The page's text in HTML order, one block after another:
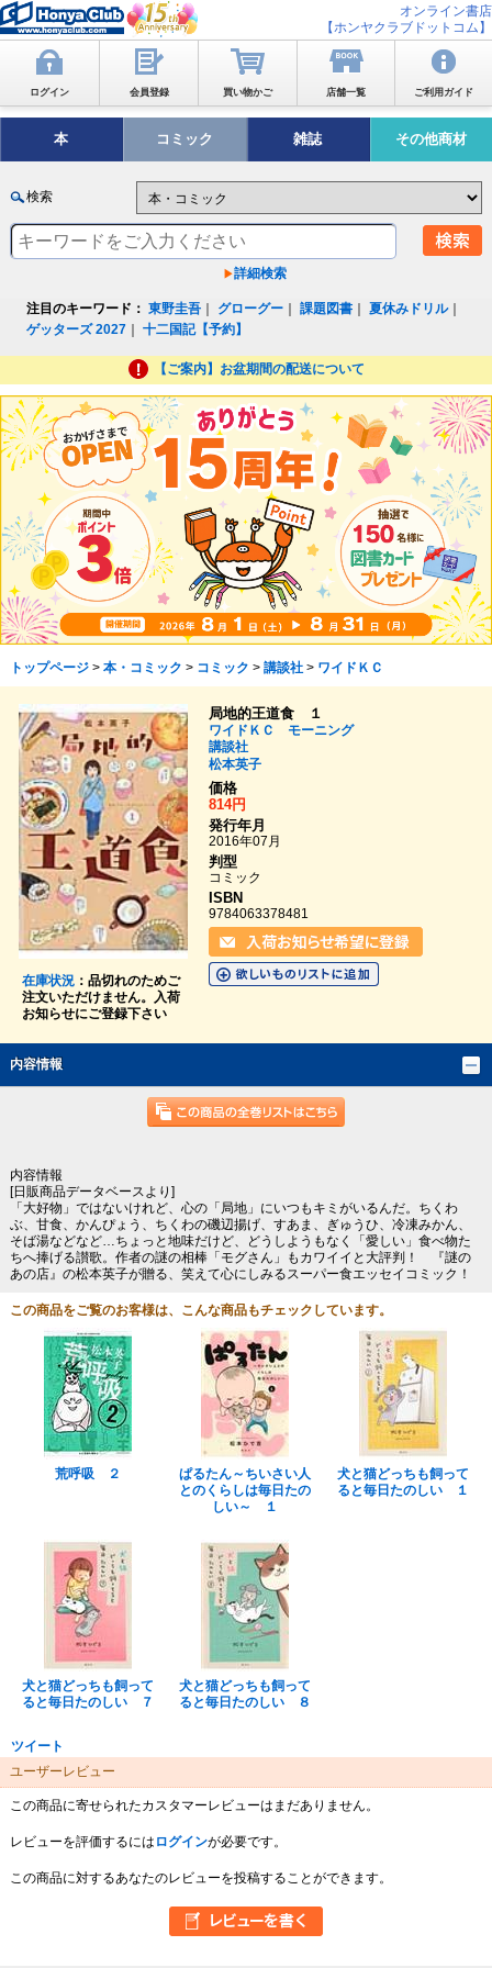
オンライン書店
【ホンヤクラブドットコム】
ログイン 会員登録 買い物かご 店舗一覧 ご利用ガイド
本 コミック 雑誌 その他商材
検索
詳細検索
注目のキーワード： 東野圭吾 グローグー ｜課題図書 ｜夏休みドリル｜
ゲッターズ 2027 ｜十二国記【予約】
【ご案内】お盆期間の配送について
トップページ> 本・コミック > コミック > 講談社> ワイドＫＣ
在庫状況：品切れのためご
注文いただけません。入荷
お知らせにご登録下さい
局地的王道食 １
ワイドＫＣ モーニング
講談社
松本英子
価格
814円
発行年月
2016年07月
判型
コミック
ISBN
9784063378481
内容情報
内容情報
[日販商品データベースより]
「大好物」ではないけれど、心の「局地」にいつもキミがいるんだ。ちくわ
ぶ、甘食、かんぴょう、ちくわの磯辺揚げ、すあま、ぎゅうひ、冷凍みかん、
そば湯などなど…ちょっと地味だけど、どうしようもなく「愛しい」食べ物た
ちへ捧げる讃歌。作者の謎の相棒「モグさん」もカワイイと大評判！ 『謎の
あの店』の松本英子が贈る、笑えて心にしみるスーパー食エッセイコミック！
この商品をご覧のお客様は、こんな商品もチェックしています。
荒呼吸 ２
ぱるたん～ちいさい人
とのくらしは毎日たの
しい～ １
犬と猫どっちも飼って
ると毎日たのしい １
犬と猫どっちも飼って
ると毎日たのしい ７
犬と猫どっちも飼って
ると毎日たのしい ８
ツイート
ユーザーレビュー
この商品に寄せられたカスタマーレビューはまだありません。
レビューを評価するには ログインが必要です。
この商品に対するあなたのレビューを投稿することができます。